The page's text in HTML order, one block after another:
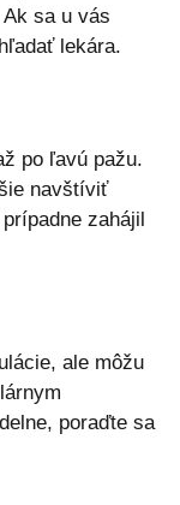
sa u vás
lekára.
po ľavú pažu.
navštíviť
zahájil
ale môžu
poraďte sa